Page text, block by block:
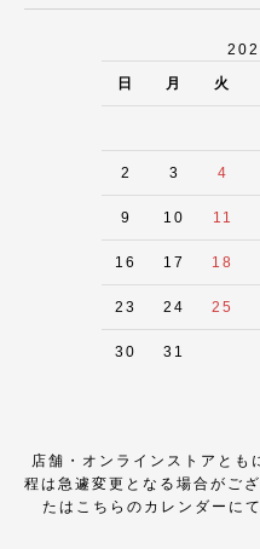
日 月 火
2 3 4
9 10 11
16 17 18
23 24 25
30 31
店舗・オンラインストアとも
程は急遽変更となる場合がご
たはこちらのカレンダーに